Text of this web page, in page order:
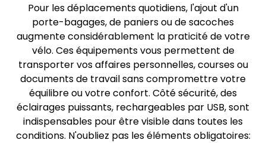
Pour les déplacements quotidiens, l'ajout d'un
porte-bagages, de paniers ou de sacoches
augmente considérablement la praticité de votre
vélo. Ces équipements vous permettent de
transporter vos affaires personnelles, courses ou
documents de travail sans compromettre votre
équilibre ou votre confort. Côté sécurité, des
éclairages puissants, rechargeables par USB, sont
indispensables pour être visible dans toutes les
conditions. N'oubliez pas les éléments obligatoires: